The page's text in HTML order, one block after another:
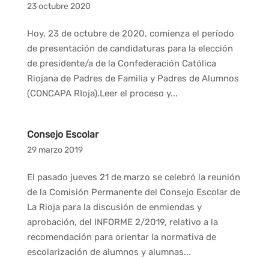
23 octubre 2020
Hoy, 23 de octubre de 2020, comienza el período
de presentación de candidaturas para la elección
de presidente/a de la Confederación Católica
Riojana de Padres de Familia y Padres de Alumnos
(CONCAPA RIoja).Leer el proceso y...
Consejo Escolar
29 marzo 2019
El pasado jueves 21 de marzo se celebró la reunión
de la Comisión Permanente del Consejo Escolar de
La Rioja para la discusión de enmiendas y
aprobación, del INFORME 2/2019, relativo a la
recomendación para orientar la normativa de
escolarización de alumnos y alumnas...